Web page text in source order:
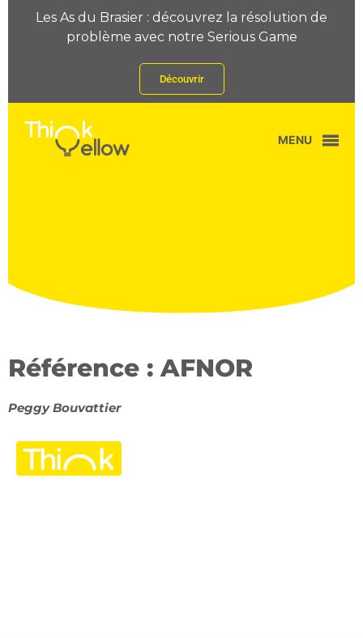
Les As du Brasier : découvrez la résolution de
problème avec notre Serious Game
Découvrir
MENU
Référence : AFNOR
Peggy Bouvattier